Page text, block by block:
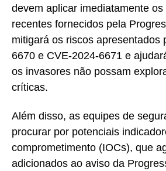
devem aplicar imediatamente
recentes fornecidos pela
mitigará os riscos apresentados
6670 e CVE-2024-6671 e
os invasores não possam
críticas.
Além disso, as equipes de
procurar por potenciais
comprometimento (IOCs), que
adicionados ao aviso da